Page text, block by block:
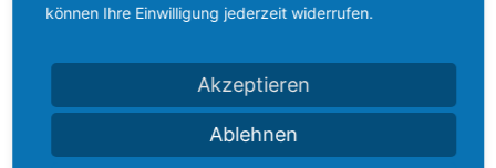
professionelles Reinigungspersonal rund um
zu den Eigenschaften Ihres Objektes.
Professionell
können Ihre Einwilligung jederzeit widerrufen.
Akzeptieren
Ablehnen